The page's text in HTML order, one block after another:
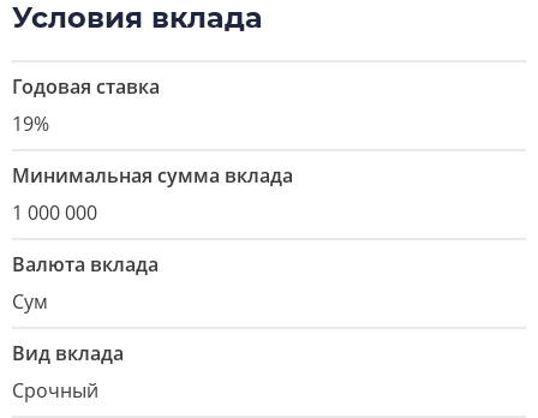
Условия вклада
Годовая ставка
19%
Минимальная сумма вклада
1 000 000
Валюта вклада
Сум
Вид вклада
Срочный